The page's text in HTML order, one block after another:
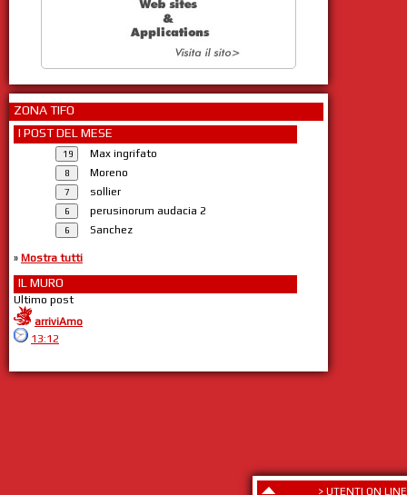
> UTENTI ON LINE
ZONA TIFO
I POST DEL MESE
Max ingrifato
Moreno
sollier
perusinorum audacia 2
Sanchez
» Mostra tutti
IL MURO
Ultimo post
arriviAmo
13:12